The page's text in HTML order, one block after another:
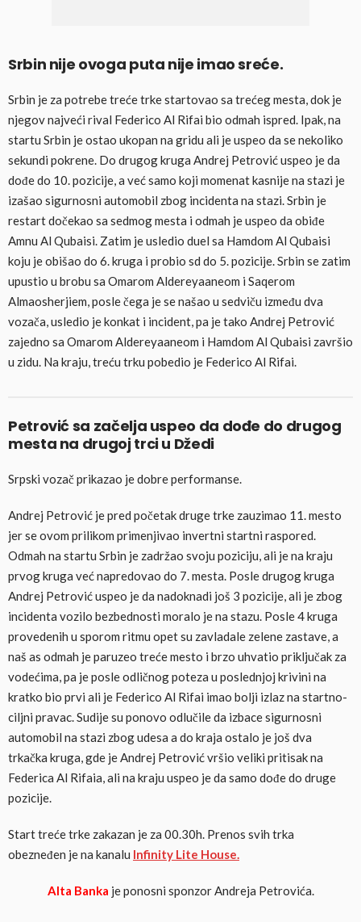
Srbin nije ovoga puta nije imao sreće.
Srbin je za potrebe treće trke startovao sa trećeg mesta, dok je
njegov najveći rival Federico Al Rifai bio odmah ispred. Ipak, na
startu Srbin je ostao ukopan na gridu ali je uspeo da se nekoliko
sekundi pokrene. Do drugog kruga Andrej Petrović uspeo je da
dođe do 10. pozicije, a već samo koji momenat kasnije na stazi je
izašao sigurnosni automobil zbog incidenta na stazi. Srbin je
restart dočekao sa sedmog mesta i odmah je uspeo da obiđe
Amnu Al Qubaisi. Zatim je usledio duel sa Hamdom Al Qubaisi
koju je obišao do 6. kruga i probio sd do 5. pozicije. Srbin se zatim
upustio u brobu sa Omarom Aldereyaaneom i Saqerom
Almaosherjiem, posle čega je se našao u sedviču između dva
vozača, usledio je konkat i incident, pa je tako Andrej Petrović
zajedno sa Omarom Aldereyaaneom i Hamdom Al Qubaisi završio
u zidu. Na kraju, treću trku pobedio je Federico Al Rifai.
Petrović sa začelja uspeo da dođe do drugog
mesta na drugoj trci u Džedi
Srpski vozač prikazao je dobre performanse.
Andrej Petrović je pred početak druge trke zauzimao 11. mesto
jer se ovom prilikom primenjivao invertni startni raspored.
Odmah na startu Srbin je zadržao svoju poziciju, ali je na kraju
prvog kruga već napredovao do 7. mesta. Posle drugog kruga
Andrej Petrović uspeo je da nadoknadi još 3 pozicije, ali je zbog
incidenta vozilo bezbednosti moralo je na stazu. Posle 4 kruga
provedenih u sporom ritmu opet su zavladale zelene zastave, a
naš as odmah je paruzeo treće mesto i brzo uhvatio priključak za
vodećima, pa je posle odličnog poteza u poslednjoj krivini na
kratko bio prvi ali je Federico Al Rifai imao bolji izlaz na startno-
ciljni pravac. Sudije su ponovo odlučile da izbace sigurnosni
automobil na stazi zbog udesa a do kraja ostalo je još dva
trkačka kruga, gde je Andrej Petrović vršio veliki pritisak na
Federica Al Rifaia, ali na kraju uspeo je da samo dođe do druge
pozicije.
Start treće trke zakazan je za 00.30h. Prenos svih trka
obezneđen je na kanalu Infinity Lite House.
Alta Banka je ponosni sponzor Andreja Petrovića.